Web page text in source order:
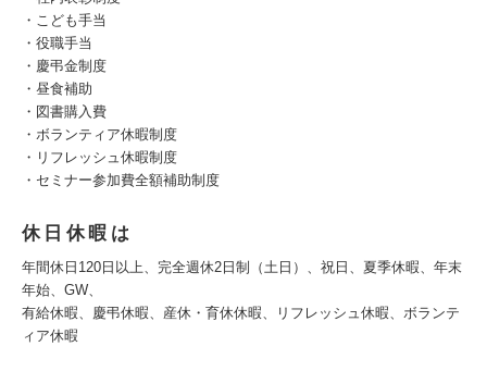
・こども手当
・役職手当
・慶弔金制度
・昼食補助
・図書購入費
・ボランティア休暇制度
・リフレッシュ休暇制度
・セミナー参加費全額補助制度
休日休暇は
年間休日120日以上、完全週休2日制（土日）、祝日、夏季休暇、年末
年始、GW、
有給休暇、慶弔休暇、産休・育休休暇、リフレッシュ休暇、ボランテ
ィア休暇